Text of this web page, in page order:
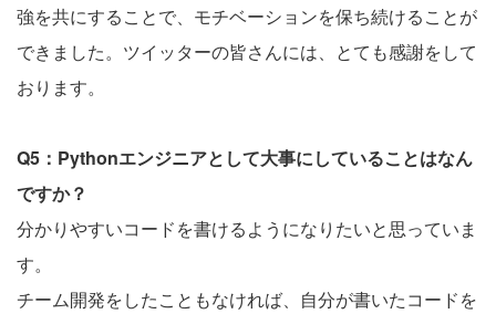
強を共にすることで、モチベーションを保ち続けることが
できました。ツイッターの皆さんには、とても感謝をして
おります。
Q5：Pythonエンジニアとして大事にしていることはなん
ですか？
分かりやすいコードを書けるようになりたいと思っていま
す。
チーム開発をしたこともなければ、自分が書いたコードを